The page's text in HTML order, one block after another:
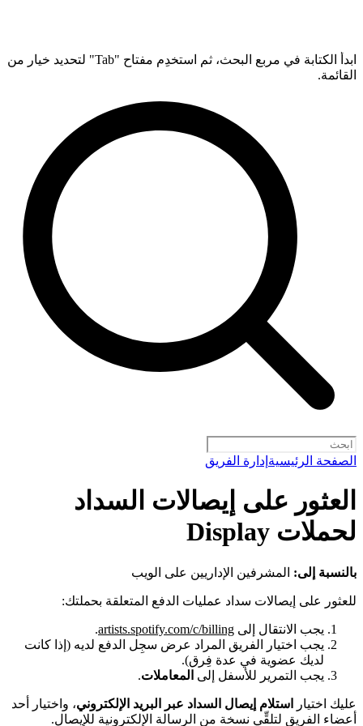
ابدأ الكتابة في مربع البحث، ثم استخدِم مفتاح "Tab" لتحديد خيار من
القائمة.
الصفحة الرئيسية إدارة الفريق
العثور على إيصالات السداد
لحملات Display
بالنسبة إلى: المشرفين الإداريين على الويب
للعثور على إيصالات سداد عمليات الدفع المتعلقة بحملتك:
يجب الانتقال إلى artists.spotify.com/c/billing
.
يجب اختيار الفريق المراد عرض سجِل الدفع لديه (إذا كانت
لديك عضوية في عدة فِرق).
يجب التمرير للأسفل إلى المعاملات.
عليك اختيار استلام إيصال السداد عبر البريد الإلكتروني، واختيار أحد
أعضاء الفريق لتلقِّي نسخة من الرسالة الإلكترونية للإيصال.